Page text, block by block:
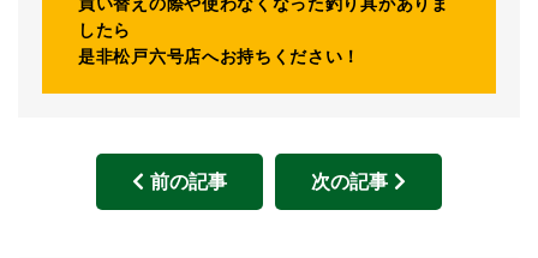
したら
是非松戸六号店へお持ちください！
前の記事 次の記事